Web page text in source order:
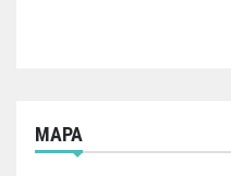
MAPA